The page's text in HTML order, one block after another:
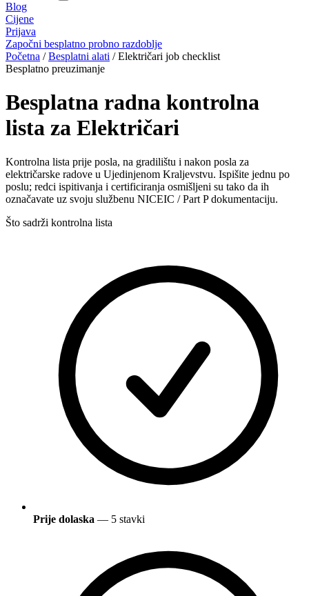
Blog‎
Cijene
Prijava
Započni besplatno probno razdoblje
Početna / Besplatni alati / Električari job checklist
Besplatno preuzimanje
Besplatna radna kontrolna
lista za Električari
Kontrolna lista prije posla, na gradilištu i nakon posla za
električarske radove u Ujedinjenom Kraljevstvu. Ispišite jednu po
poslu; redci ispitivanja i certificiranja osmišljeni su tako da ih
označavate uz svoju službenu NICEIC / Part P dokumentaciju.
Što sadrži kontrolna lista
Prije dolaska — 5 stavki